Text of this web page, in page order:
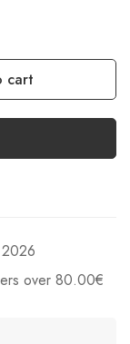
cart
over 80.00€